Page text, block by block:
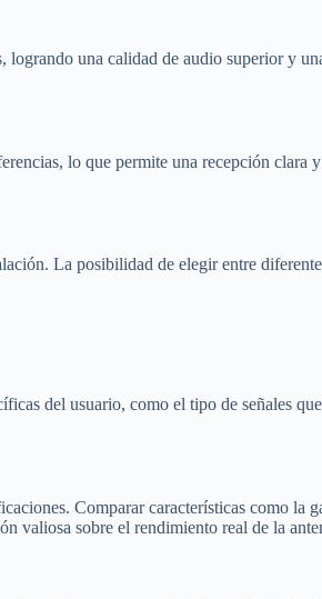
logrando una calidad de audio superior y
lo que permite una recepción
La posibilidad de elegir entre
del usuario, como el tipo de señales
Comparar características como
valiosa sobre el rendimiento real de la